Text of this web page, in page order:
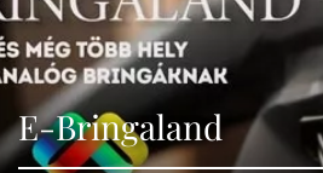
E-Bringaland